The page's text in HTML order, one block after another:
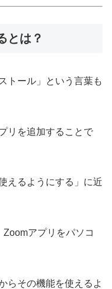
とは？
トール」という言葉も
リを追加することで
えるようにする」に近
アプリをパソコ
らその機能を使えるよ